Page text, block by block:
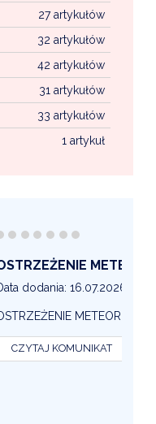
27 artykułów
32 artykułów
42 artykułów
31 artykułów
33 artykułów
1 artykuł
16-07